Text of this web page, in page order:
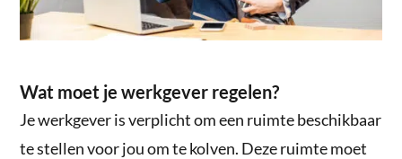
Wat moet je werkgever regelen?
Je werkgever is verplicht om een ruimte beschikbaar
te stellen voor jou om te kolven. Deze ruimte moet